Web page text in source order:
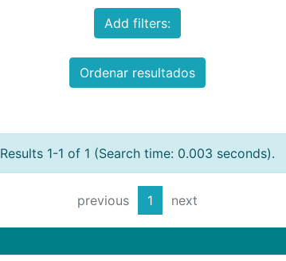
Add filters:
Ordenar resultados
Results 1-1 of 1 (Search time: 0.003 seconds).
previous 1 next